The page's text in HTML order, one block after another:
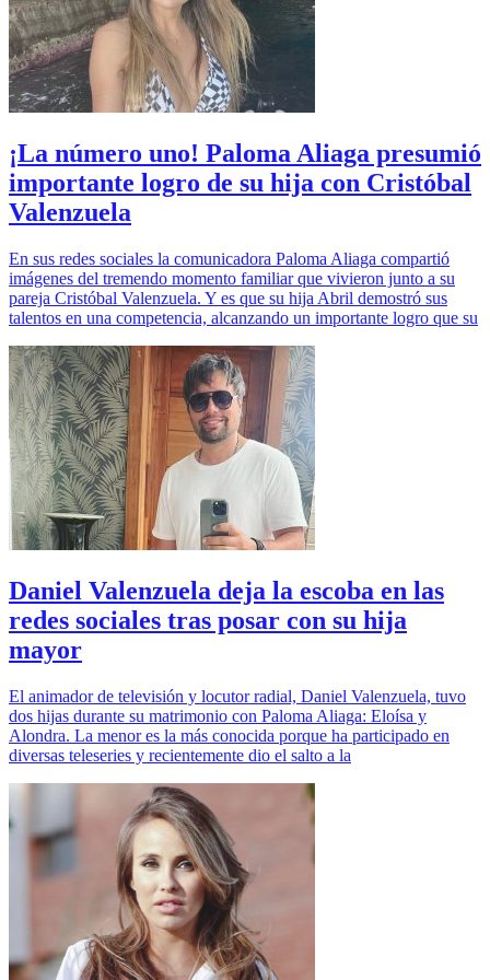
¡La número uno! Paloma Aliaga presumió
importante logro de su hija con Cristóbal
Valenzuela
En sus redes sociales la comunicadora Paloma Aliaga compartió
imágenes del tremendo momento familiar que vivieron junto a su
pareja Cristóbal Valenzuela. Y es que su hija Abril demostró sus
talentos en una competencia, alcanzando un importante logro que su
Daniel Valenzuela deja la escoba en las
redes sociales tras posar con su hija
mayor
El animador de televisión y locutor radial, Daniel Valenzuela, tuvo
dos hijas durante su matrimonio con Paloma Aliaga: Eloísa y
Alondra. La menor es la más conocida porque ha participado en
diversas teleseries y recientemente dio el salto a la